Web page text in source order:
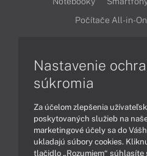
Počítače All-in-
Články
Obchodné informácie
Nastavenie
súkromia
Za účelom zlepšenia
poskytovaných služieb na
marketingové účely sa do
ukladajú súbory cookies.
tlačidlo „Rozumiem“ súhlasíte